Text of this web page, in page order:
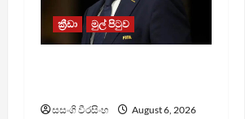
ක්‍රීඩා මුල් පිටුව
සසංගි වීරසිංහ
August 6, 2026